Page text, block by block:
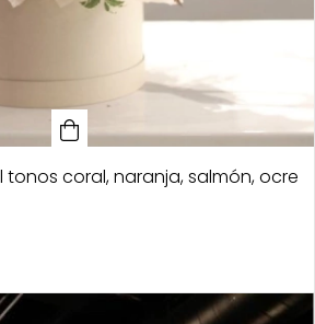
tonos coral, naranja, salmón, ocre